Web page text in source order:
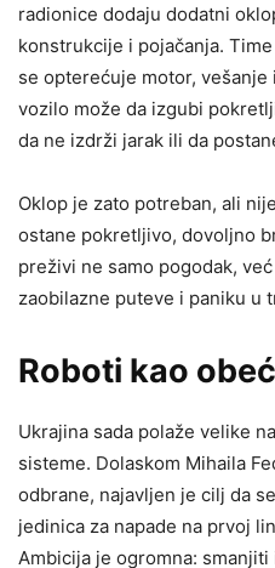
radionice dodaju dodatni
konstrukcije i pojačanja.
se opterećuje motor,
vozilo može da izgubi
da ne izdrži jarak ili da
Oklop je zato potreban, ali
ostane pokretljivo, dovoljno
preživi ne samo pogodak,
zaobilazne puteve i paniku u
Roboti kao
Ukrajina sada polaže velike
sisteme. Dolaskom Mihaila
odbrane, najavljen je cilj da
jedinica za napade na prvoj
Ambicija je ogromna: